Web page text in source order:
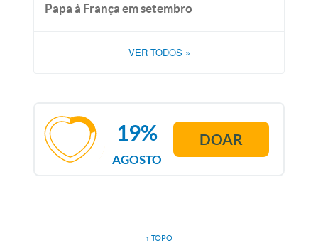
Papa à França em setembro
VER TODOS »
AGOSTO
19% DOAR
↑ TOPO